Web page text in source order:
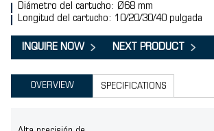
Diámetro del cartucho: Ø68 mm
Longitud del cartucho: 10/20/30/40 pulgada
INQUIRE NOW NEXT PRODUCT
OVERVIEW SPECIFICATIONS